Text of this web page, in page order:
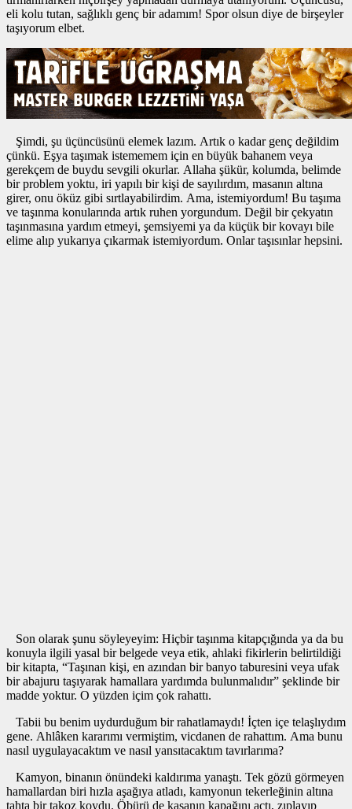
eli kolu tutan, sağlıklı genç bir adamım! Spor olsun diye de birşeyler
taşıyorum elbet.
Şimdi, şu üçüncüsünü elemek lazım. Artık o kadar genç değildim
çünkü. Eşya taşımak istememem için en büyük bahanem veya
gerekçem de buydu sevgili okurlar. Allaha şükür, kolumda, belimde
bir problem yoktu, iri yapılı bir kişi de sayılırdım, masanın altına
girer, onu öküz gibi sırtlayabilirdim. Ama, istemiyordum! Bu taşıma
ve taşınma konularında artık ruhen yorgundum. Değil bir çekyatın
taşınmasına yardım etmeyi, şemsiyemi ya da küçük bir kovayı bile
elime alıp yukarıya çıkarmak istemiyordum. Onlar taşısınlar hepsini.
Son olarak şunu söyleyeyim: Hiçbir taşınma kitapçığında ya da bu
konuyla ilgili yasal bir belgede veya etik, ahlaki fikirlerin belirtildiği
bir kitapta, “Taşınan kişi, en azından bir banyo taburesini veya ufak
bir abajuru taşıyarak hamallara yardımda bulunmalıdır” şeklinde bir
madde yoktur. O yüzden içim çok rahattı.
Tabii bu benim uydurduğum bir rahatlamaydı! İçten içe telaşlıydım
gene. Ahlâken kararımı vermiştim, vicdanen de rahattım. Ama bunu
nasıl uygulayacaktım ve nasıl yansıtacaktım tavırlarıma?
Kamyon, binanın önündeki kaldırıma yanaştı. Tek gözü görmeyen
hamallardan biri hızla aşağıya atladı, kamyonun tekerleğinin altına
tahta bir takoz koydu. Öbürü de kasanın kapağını açtı, zıplayıp